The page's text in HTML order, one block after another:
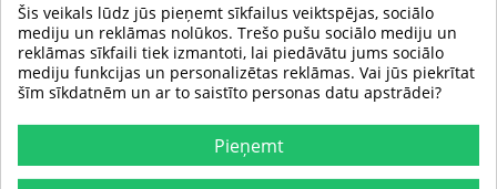
DISNEY CINDRELLA ZILS
DISNEY TIGER ZILS
Šis veikals lūdz jūs pieņemt sīkfailus veiktspējas, sociālo
mediju un reklāmas nolūkos. Trešo pušu sociālo mediju un
reklāmas sīkfaili tiek izmantoti, lai piedāvātu jums sociālo
mediju funkcijas un personalizētas reklāmas. Vai jūs piekrītat
šīm sīkdatnēm un ar to saistīto personas datu apstrādei?
Pieņemt